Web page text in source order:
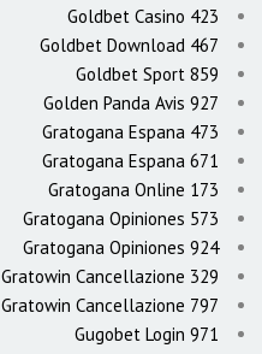
Goldbet Casino 423
Goldbet Download 467
Goldbet Sport 859
Golden Panda Avis 927
Gratogana Espana 473
Gratogana Espana 671
Gratogana Online 173
Gratogana Opiniones 573
Gratogana Opiniones 924
Gratowin Cancellazione 329
Gratowin Cancellazione 797
Gugobet Login 971